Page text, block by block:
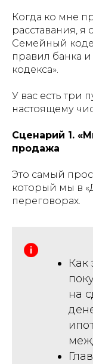
Когда ко мне
расставания, я
Семейный
правил банка
кодекса».
У вас есть три
настоящему
Сценарий 1.
продажа
Это самый
который мы в
переговорах.
Как
на